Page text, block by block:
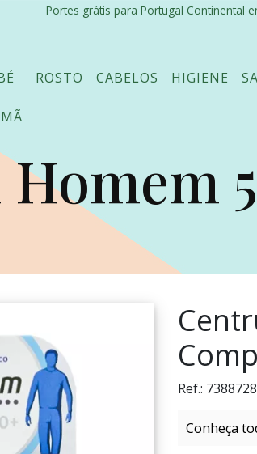
Portes grátis para Portugal Continental
ROSTO CABELOS HIGIENE
Ref.: 7388728
Conheça